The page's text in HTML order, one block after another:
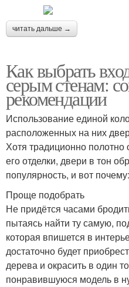
читать дальше →
Как выбрать
серым стенам:
рекомендации
Использование единой
расположенных на них
Хотя традиционно
его отделки, двери в тон
популярность, и вот почему:
Проще подобрать
Не придётся часами
пытаясь найти ту самую,
которая впишется в
достаточно будет
дерева и окрасить в один
понравившуюся модель в